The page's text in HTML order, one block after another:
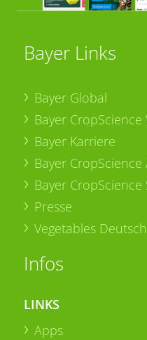
Bayer Links
Bayer Global
Bayer CropScience
Bayer Karriere
Bayer CropScience
Bayer CropScience
Presse
Vegetables
Infos
LINKS
Apps